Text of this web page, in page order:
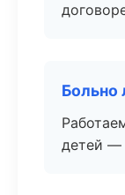
Больно
детей —